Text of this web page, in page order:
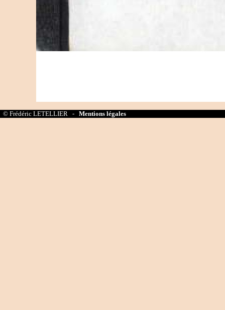
© Frédéric LETELLIER - Mentions légales